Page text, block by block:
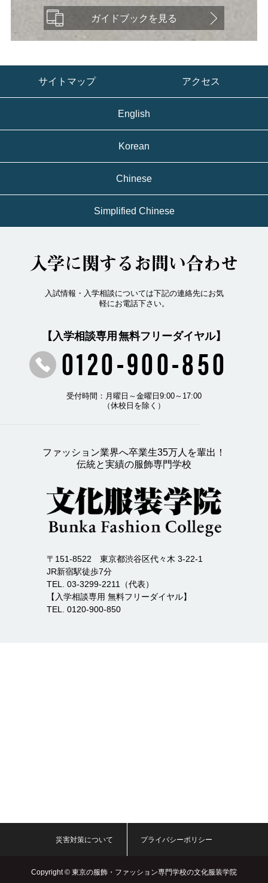
ガイドブックを見る
サイトマップ アクセス
English
Korean
Chinese
Simplified Chinese
入学に関するお問い合わせ
入試情報・入学相談については下記の連絡先にお気
軽にお電話下さい。
0120-900-850
【入学相談専用 無料フリーダイヤル】
受付時間：月曜日～金曜日9:00～17:00
（休校日を除く）
ファッション業界へ卒業生35万人を輩出！
伝統と実績の服飾専門学校
〒151-8522 東京都渋谷区代々木 3-22-1
JR新宿駅徒歩7分
TEL. 03-3299-2211（代表）
【入学相談専用 無料フリーダイヤル】
TEL. 0120-900-850
Copyright © 東京の服飾・ファッション専門学校の文化服装学院
災害対策について プライバシーポリシー